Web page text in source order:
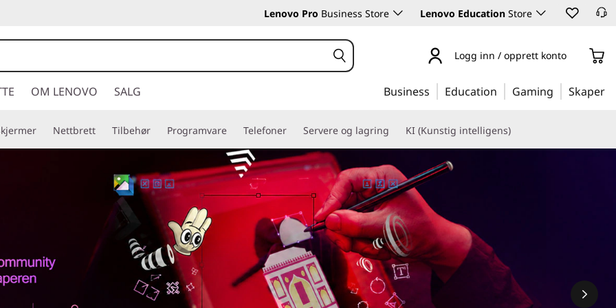
Lenovo Pro Business Store Lenovo Education Store
Logg inn / opprett konto
OM LENOVO SALG Business Education Gaming Skaper
Nettbrett Tilbehør Programvare Telefoner Servere og lagring KI (Kunstig intelligens)